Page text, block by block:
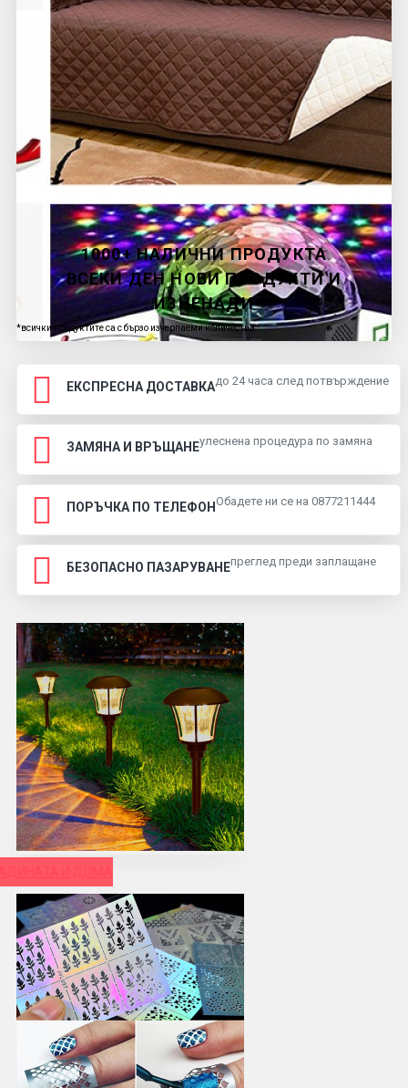
1000+ НАЛИЧНИ ПРОДУКТА
ВСЕКИ ДЕН НОВИ ПРОДУКТИ И
ИЗНЕНАДИ
*всички продуктите са с бързо изчерпаеми количества
ЕКСПРЕСНА ДОСТАВКАдо 24 часа след потвърждение
ЗАМЯНА И ВРЪЩАНЕулеснена процедура по замяна
ПОРЪЧКА ПО ТЕЛЕФОН Обадете ни се на 0877211444
БЕЗОПАСНО ПАЗАРУВАНЕпреглед преди заплащане